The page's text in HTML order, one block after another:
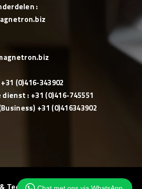
:
(0)416-343902
: +31 (0)416-745551
+31 (0)416343902
Techniek:JRS-Webdesign